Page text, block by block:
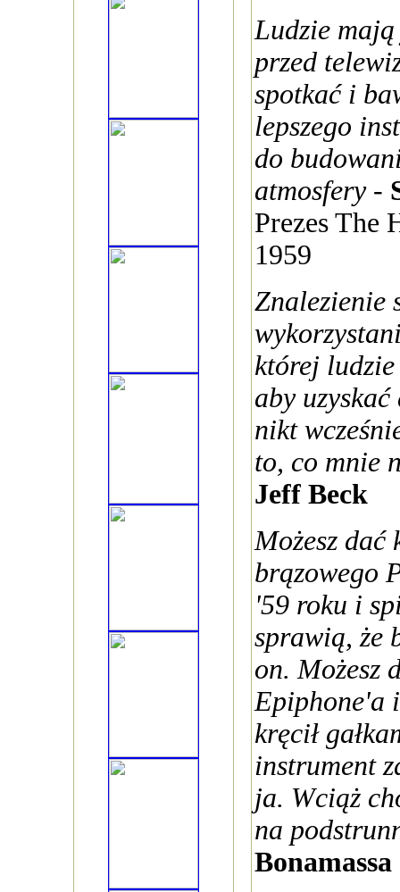
Ludzie mają
przed
spotkać i
lepszego
do
atmosfery-
Prezes The
1959
Znalezienie
której
aby
nikt
to, co mnie
Jeff Beck
Możesz dać
brązowego
'59 roku i
sprawią, że
on. Możesz
Epiphone'a
kręcił
instrument
ja. Wciąż
na
Bonamassa